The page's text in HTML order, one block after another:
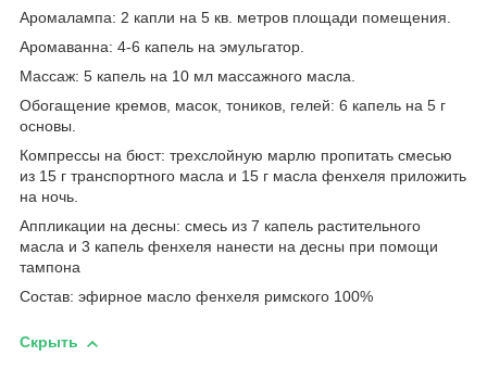
Аромалампа: 2 капли на 5 кв. метров площади помещения.
Аромаванна: 4-6 капель на эмульгатор.
Массаж: 5 капель на 10 мл массажного масла.
Обогащение кремов, масок, тоников, гелей: 6 капель на 5 г
основы.
Компрессы на бюст: трехслойную марлю пропитать смесью
из 15 г транспортного масла и 15 г масла фенхеля приложить
на ночь.
Аппликации на десны: смесь из 7 капель растительного
масла и 3 капель фенхеля нанести на десны при помощи
тампона
Состав: эфирное масло фенхеля римского 100%
Скрыть